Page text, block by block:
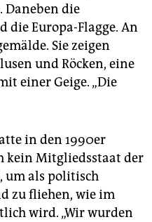
Daneben die
die Europa-Flagge. An
Sie zeigen
und Röcken, eine
einer Geige. „Die
in den 1990er
kein Mitgliedsstaat der
um als politisch
zu fliehen, wie im
wird. „Wir wurden